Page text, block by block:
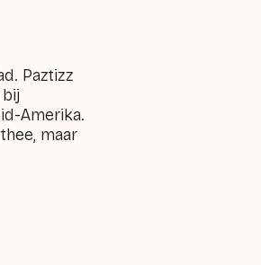
Paztizz
Amerika.
maar